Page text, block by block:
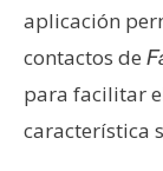
aplicación
contactos de
para facilitar
característica